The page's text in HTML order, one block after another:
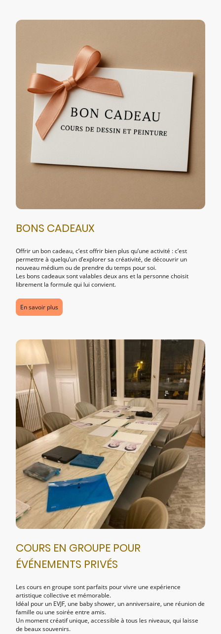
BONS CADEAUX
Offrir un bon cadeau, c’est offrir bien plus qu’une activité : c’est
permettre à quelqu’un d’explorer sa créativité, de découvrir un
nouveau médium ou de prendre du temps pour soi.
Les bons cadeaux sont valables deux ans et la personne choisit
librement la formule qui lui convient.
En savoir plus
COURS EN GROUPE POUR
ÉVÉNEMENTS PRIVÉS
Les cours en groupe sont parfaits pour vivre une expérience
artistique collective et mémorable.
Idéal pour un EVJF, une baby shower, un anniversaire, une réunion de
famille ou une soirée entre amis.
Un moment créatif unique, accessible à tous les niveaux, qui laisse
de beaux souvenirs.